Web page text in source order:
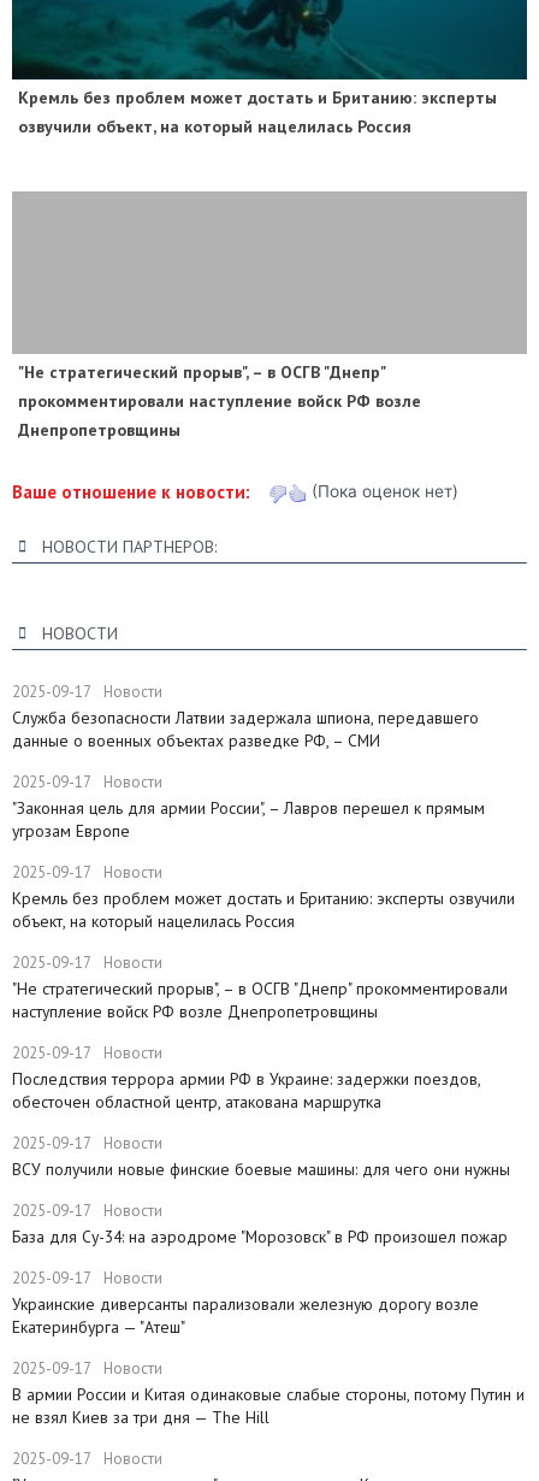
​Кремль без проблем может достать и Британию: эксперты
озвучили объект, на который нацелилась Россия
"Не стратегический прорыв", – в ОСГВ "Днепр"
прокомментировали наступление войск РФ возле
Днепропетровщины
Ваше отношение к новости: (Пока оценок нет)
НОВОСТИ ПАРТНЕРОВ:
НОВОСТИ
2025-09-17 Новости
Служба безопасности Латвии задержала шпиона, передавшего
данные о военных объектах разведке РФ, – СМИ
2025-09-17 Новости
"Законная цель для армии России", – Лавров перешел к прямым
угрозам Европе
2025-09-17 Новости
​Кремль без проблем может достать и Британию: эксперты озвучили
объект, на который нацелилась Россия
2025-09-17 Новости
"Не стратегический прорыв", – в ОСГВ "Днепр" прокомментировали
наступление войск РФ возле Днепропетровщины
2025-09-17 Новости
Последствия террора армии РФ в Украине: задержки поездов,
обесточен областной центр, атакована маршрутка
2025-09-17 Новости
ВСУ получили новые финские боевые машины: для чего они нужны
2025-09-17 Новости
База для Су-34: на аэродроме "Морозовск" в РФ произошел пожар
2025-09-17 Новости
Украинские диверсанты парализовали железную дорогу возле
Екатеринбурга — "Атеш"
2025-09-17 Новости
​В армии России и Китая одинаковые слабые стороны, потому Путин и
не взял Киев за три дня — The Hill
2025-09-17 Новости